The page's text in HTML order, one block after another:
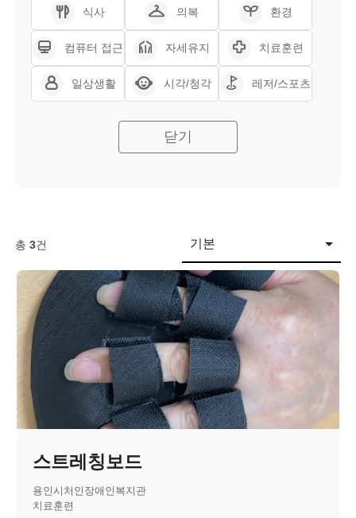
식사 의복 환경
컴퓨터 접근 자세유지 치료훈련
일상생활 시각/청각 레저/스포츠
닫기
총3건 기본
스트레칭보드
용인시처인장애인복지관
치료훈련